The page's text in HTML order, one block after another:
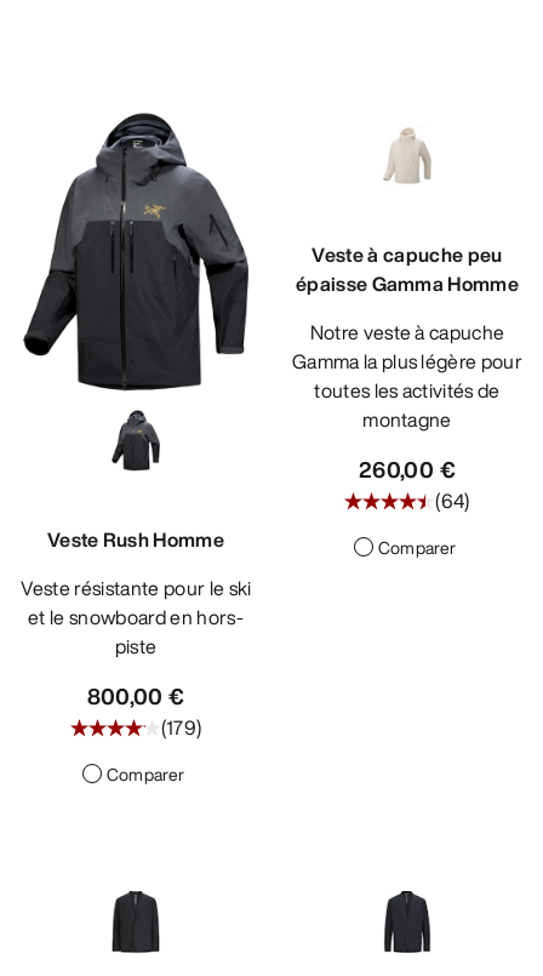
Veste Rush Homme
Veste résistante pour le ski
et le snowboard en hors-
piste
800,00 €
(179)
Comparer
Veste à capuche peu
épaisse Gamma Homme
Notre veste à capuche
Gamma la plus légère pour
toutes les activités de
montagne
260,00 €
(64)
Comparer